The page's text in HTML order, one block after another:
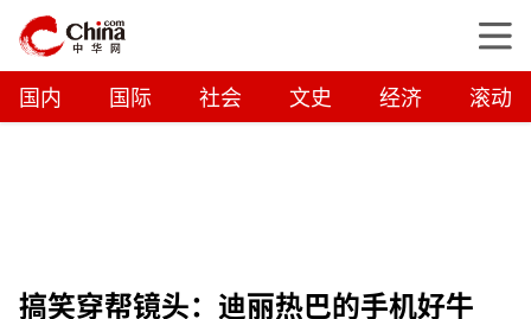
国内 国际 社会 文史 经济 滚动
搞笑穿帮镜头：迪丽热巴的手机好牛